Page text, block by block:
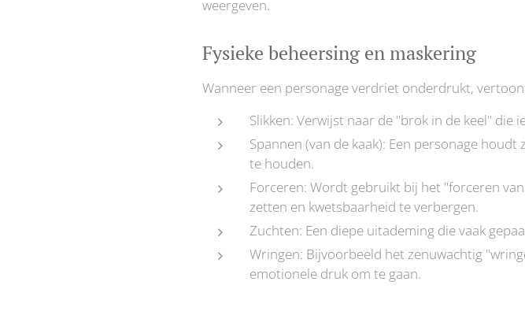
weergeven.
Fysieke beheersing en maskering
Wanneer een personage verdriet onderdrukt,
Slikken: Verwijst naar de "brok in de keel"
Spannen (van de kaak): Een personage
te houden.
Forceren: Wordt gebruikt bij het "forceren
zetten en kwetsbaarheid te verbergen.
Zuchten: Een diepe uitademing die vaak
Wringen: Bijvoorbeeld het zenuwachtig
emotionele druk om te gaan.